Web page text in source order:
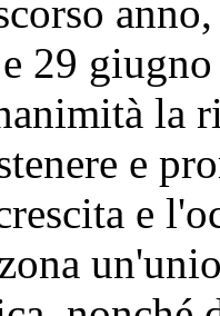
anno,
29
la
e
e